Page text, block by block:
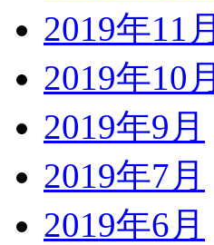
2019年11月
2019年10月
2019年9月
2019年7月
2019年6月